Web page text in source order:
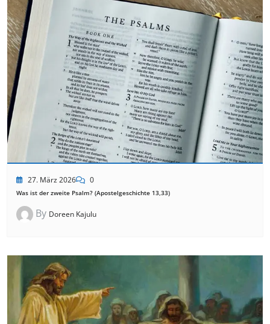
27. März 2026 0
Was ist der zweite Psalm? (Apostelgeschichte 13,33)
By Doreen Kajulu